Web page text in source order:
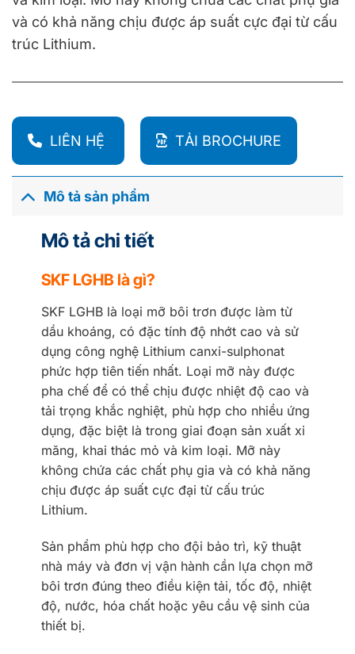
và có khả năng chịu được áp suất cực đại từ cấu
trúc Lithium.
LIÊN HỆ TẢI BROCHURE
Mô tả sản phẩm
Mô tả chi tiết
SKF LGHB là gì?
SKF LGHB là loại mỡ bôi trơn được làm từ
dầu khoáng, có đặc tính độ nhớt cao và sử
dụng công nghệ Lithium canxi-sulphonat
phức hợp tiên tiến nhất. Loại mỡ này được
pha chế để có thể chịu được nhiệt độ cao và
tải trọng khắc nghiệt, phù hợp cho nhiều ứng
dụng, đặc biệt là trong giai đoạn sản xuất xi
măng, khai thác mỏ và kim loại. Mỡ này
không chứa các chất phụ gia và có khả năng
chịu được áp suất cực đại từ cấu trúc
Lithium.
Sản phẩm phù hợp cho đội bảo trì, kỹ thuật
nhà máy và đơn vị vận hành cần lựa chọn mỡ
bôi trơn đúng theo điều kiện tải, tốc độ, nhiệt
độ, nước, hóa chất hoặc yêu cầu vệ sinh của
thiết bị.